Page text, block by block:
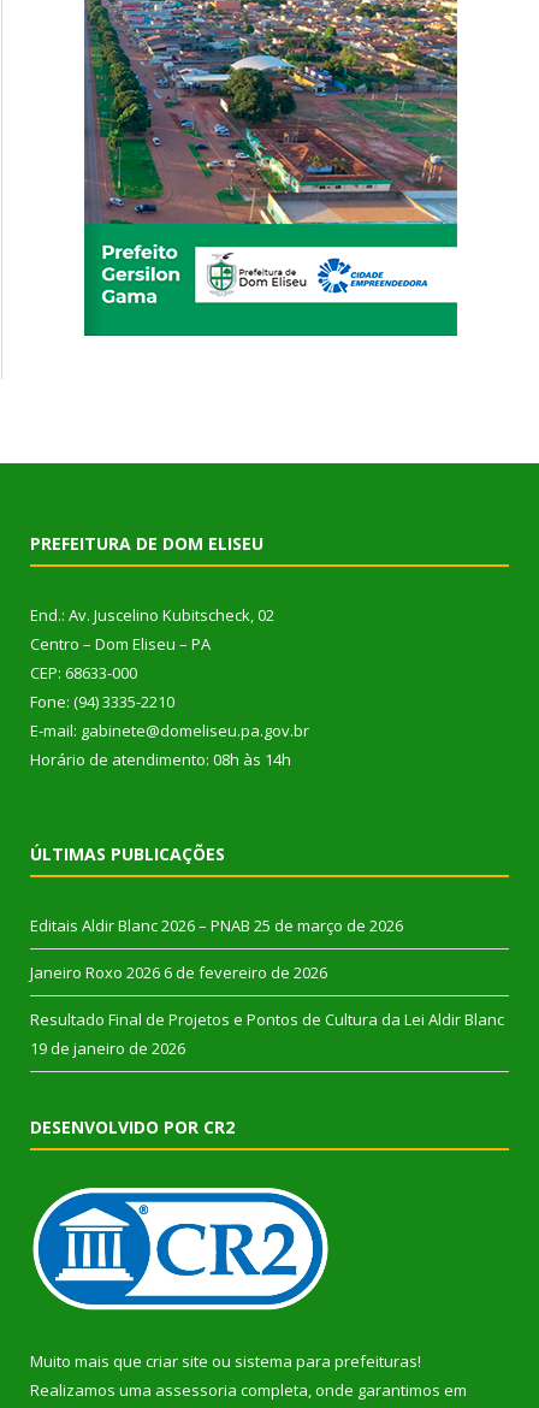
PREFEITURA DE DOM ELISEU
End.: Av. Juscelino Kubitscheck, 02
Centro – Dom Eliseu – PA
CEP: 68633-000
Fone: (94) 3335-2210
E-mail: gabinete@domeliseu.pa.gov.br
Horário de atendimento: 08h às 14h
ÚLTIMAS PUBLICAÇÕES
Editais Aldir Blanc 2026 – PNAB 25 de março de 2026
Janeiro Roxo 2026 6 de fevereiro de 2026
Resultado Final de Projetos e Pontos de Cultura da Lei Aldir Blanc
19 de janeiro de 2026
DESENVOLVIDO POR CR2
Muito mais que criar site ou sistema para prefeituras!
Realizamos uma assessoria completa, onde garantimos em